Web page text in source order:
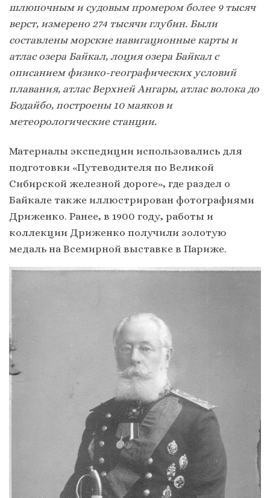
шлюпочным и судовым промером более 9 тысяч
верст, измерено 274 тысячи глубин. Были
составлены морские навигационные карты и
атлас озера Байкал, лоция озера Байкал с
описанием физико-географических условий
плавания, атлас Верхней Ангары, атлас волока до
Бодайбо, построены 10 маяков и
метеорологические станции.
Материалы экспедиции использовались для
подготовки «Путеводителя по Великой
Сибирской железной дороге», где раздел о
Байкале также иллюстрирован фотографиями
Дриженко. Ранее, в 1900 году, работы и
коллекции Дриженко получили золотую
медаль на Всемирной выставке в Париже.